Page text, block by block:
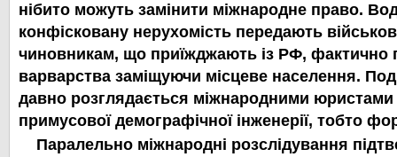
нібито можуть замінити міжнародне право.
конфісковану нерухомість передають
чиновникам, що приїжджають із РФ, фактично
варварства заміщуючи місцеве населення.
давно розглядається міжнародними юристами
примусової демографічної інженерії, тобто
Паралельно міжнародні розслідування